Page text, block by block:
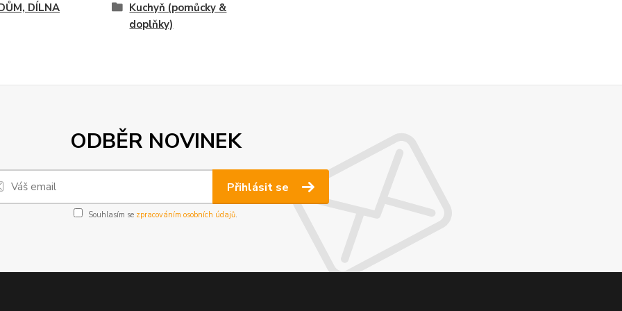
DÍLNA
Kuchyň (pomůcky &
doplňky)
ODBĚR NOVINEK
Přihlásit se
Souhlasím se zpracováním osobních údajů.